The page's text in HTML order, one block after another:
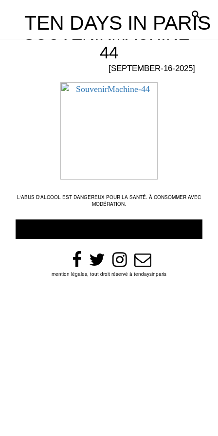
TEN DAYS IN PARIS
SOUVENIRMACHINE-
44
[SEPTEMBER-16-2025]
L'ABUS D'ALCOOL EST DANGEREUX POUR LA SANTÉ. À CONSOMMER AVEC
MODÉRATION.
mention légales, tout droit réservé à tendaysinparis